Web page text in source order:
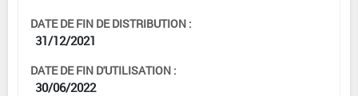
DATE DE FIN DE DISTRIBUTION :
31/12/2021
DATE DE FIN D'UTILISATION :
30/06/2022